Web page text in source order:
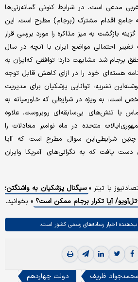
مدعی است، در شرایط کنونی گمانه‌زنی‌‌ها
جامع اقدام مشترک (برجام) مطرح است.‌ این
بازگشت به میز مذاکره را مورد بررسی قرار
احتمالی مواضع ‌ایران با آنچه در سال
تحقق برجام شد مشابهت دارد؛ توافقی که‌ایران به
هسته‌ای خود را در ازای کاهش قابل توجه
نشریه، توانایی پزشکیان برای مدیریت
به ویژه در شرایطی که خاورمیانه به
با تنش‌‌‌های بی‌سابقه‌ای روبروست. علاوه
متحده در ماه نوامبر معادلات را
شرایطی‌این سوال مطرح است که آایا
یافت که به نگرانی‌‌‌های آمریکا و‌ایران
با تیتر « سیگنال پزشکیان به واشنگتن؛
آیا تکرار برجام ممکن است؟ » بخوانید.
اخبار رسانه‌های رسمی کشور است.
محمدجواد ظریف دولت چهاردهم